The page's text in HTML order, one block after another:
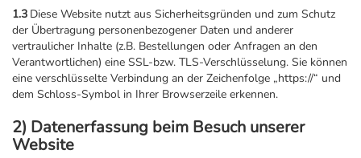
1.3 Diese Website nutzt aus Sicherheitsgründen und zum Schutz
der Übertragung personenbezogener Daten und anderer
vertraulicher Inhalte (z.B. Bestellungen oder Anfragen an den
Verantwortlichen) eine SSL-bzw. TLS-Verschlüsselung. Sie können
eine verschlüsselte Verbindung an der Zeichenfolge „https://“ und
dem Schloss-Symbol in Ihrer Browserzeile erkennen.
2) Datenerfassung beim Besuch unserer
Website